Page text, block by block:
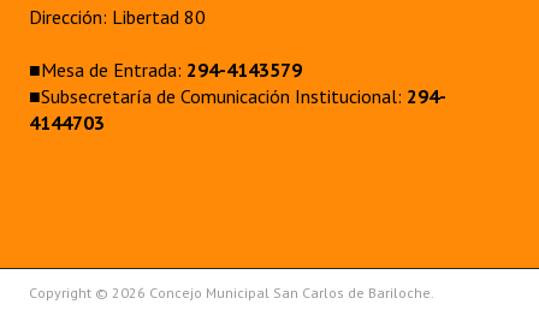
Dirección: Libertad 80
■Mesa de Entrada: 294-4143579
■Subsecretaría de Comunicación Institucional: 294-
4144703
Copyright © 2026 Concejo Municipal San Carlos de Bariloche.